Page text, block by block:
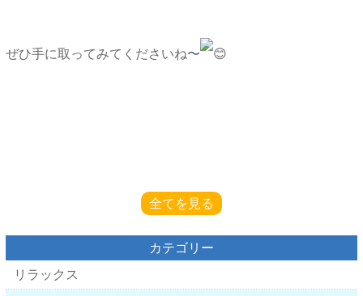
ぜひ手に取ってみてくださいね〜
全てを見る
カテゴリー
リラックス